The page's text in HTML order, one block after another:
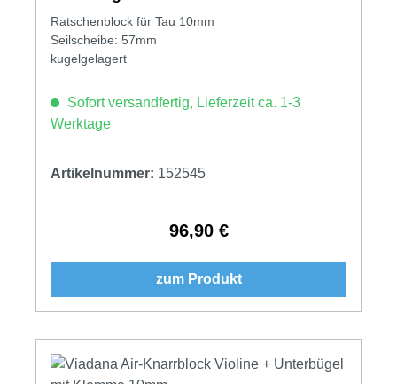
Ratschenblock für Tau 10mm
Seilscheibe: 57mm
kugelgelagert
Sofort versandfertig, Lieferzeit ca. 1-3
Werktage
Artikelnummer: 152545
Regulärer Preis:
96,90 €
zum Produkt